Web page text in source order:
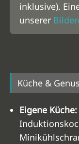
inklusive).
unserer
Küche &
Eigene Küche: